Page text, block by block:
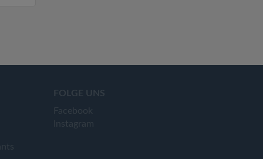
FOLGE UNS
Facebook
Instagram